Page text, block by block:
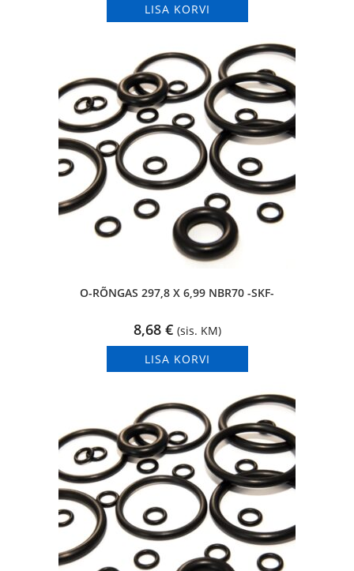
LISA KORVI
O-RÕNGAS 297,8 X 6,99 NBR70 -SKF-
8,68 € (sis. KM)
LISA KORVI